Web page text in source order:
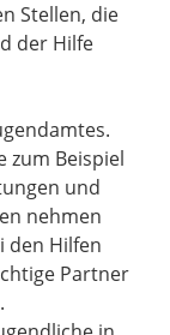
Stellen, die
der Hilfe
zum Beispiel
und
nehmen
den Hilfen
Partner